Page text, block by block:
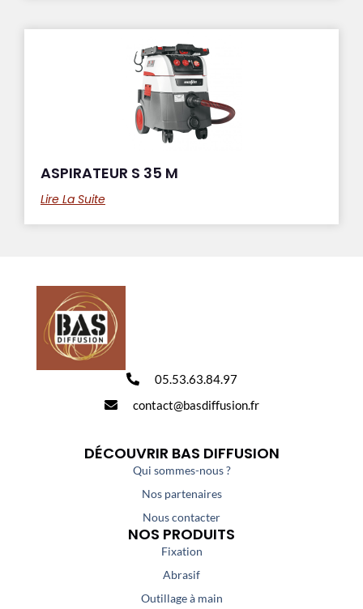
ASPIRATEUR S 35 M
Lire La Suite
05.53.63.84.97
contact@basdiffusion.fr
DÉCOUVRIR BAS DIFFUSION
Qui sommes-nous ?
Nos partenaires
Nous contacter
NOS PRODUITS
Fixation
Abrasif
Outillage à main